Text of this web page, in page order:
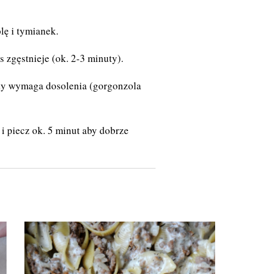
i tymianek.
zgęstnieje (ok. 2-3 minuty).
wymaga dosolenia (gorgonzola
piecz ok. 5 minut aby dobrze